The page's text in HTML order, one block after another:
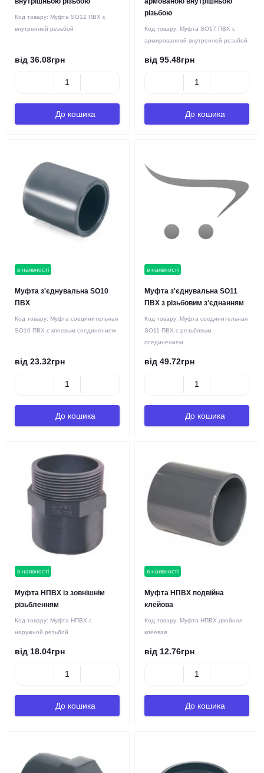
Код товару: Муфта SO12 ПВХ с
внутренней резьбой
від 36.08грн
До кошика
різьбою
Код товару: Муфта SO17 ПВХ с
армированной внутренней резьбой
від 95.48грн
До кошика
в наявності
Муфта з'єднувальна SO10
ПВХ
Код товару: Муфта соединительная
SO10 ПВХ с клеевым соединением
від 23.32грн
До кошика
в наявності
Муфта з'єднувальна SO11
ПВХ з різьбовим з'єднанням
Код товару: Муфта соединительная
SO11 ПВХ с резьбовым
соединением
від 49.72грн
До кошика
в наявності
Муфта НПВХ із зовнішнім
різьбленням
Код товару: Муфта НПВХ с
наружной резьбой
від 18.04грн
До кошика
в наявності
Муфта НПВХ подвійна
клейова
Код товару: Муфта НПВХ двойная
клеевая
від 12.76грн
До кошика